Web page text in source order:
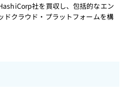
社を買収し、包括的なエン
ドクラウド・プラットフォームを構